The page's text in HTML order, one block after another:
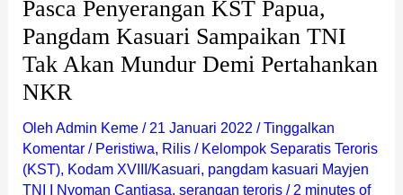
Pasca Penyerangan KST Papua,
Pangdam Kasuari Sampaikan TNI
Tak Akan Mundur Demi Pertahankan
NKR
Oleh Admin Keme / 21 Januari 2022 /Tinggalkan
Komentar / Peristiwa, Rilis/ Kelompok Separatis Teroris
(KST), Kodam XVIII/Kasuari, pangdam kasuari Mayjen
TNI I Nyoman Cantiasa, serangan teroris/ 2 minutes of
Mundur
Demi
Pertahankan
NKR